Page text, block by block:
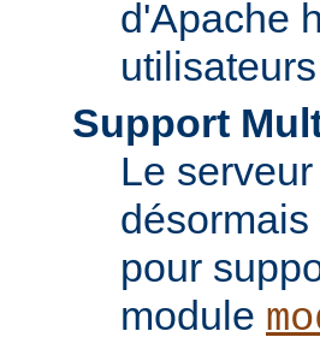
d'Apache
Support
Le
pour
module